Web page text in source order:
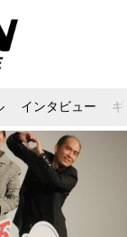
インタビュー